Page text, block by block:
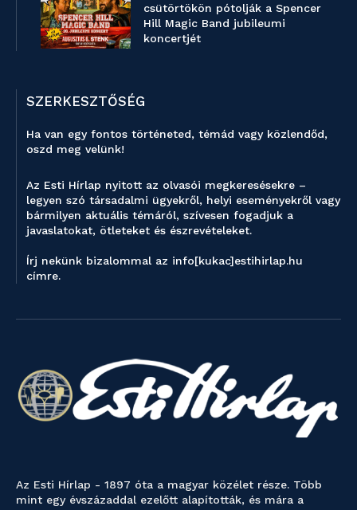
csütörtökön pótolják a Spencer
Hill Magic Band jubileumi
koncertjét
SZERKESZTŐSÉG
Ha van egy fontos történeted, témád vagy közlendőd,
oszd meg velünk!
Az Esti Hírlap nyitott az olvasói megkeresésekre –
legyen szó társadalmi ügyekről, helyi eseményekről vagy
bármilyen aktuális témáról, szívesen fogadjuk a
javaslatokat, ötleteket és észrevételeket.
Írj nekünk bizalommal az info[kukac]estihirlap.hu
címre.
Az Esti Hírlap - 1897 óta a magyar közélet része. Több
mint egy évszázaddal ezelőtt alapították, és mára a